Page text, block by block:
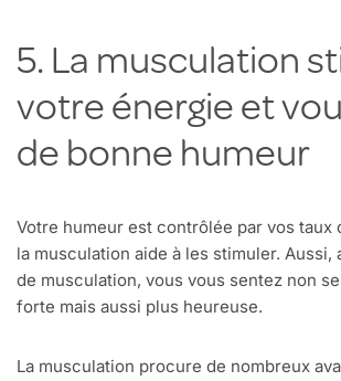
5. La musculation
votre énergie et
de bonne humeur
Votre humeur est contrôlée par vos
la musculation aide à les stimuler. Aussi,
de musculation, vous vous sentez non
forte mais aussi plus heureuse.
La musculation procure de nombreux